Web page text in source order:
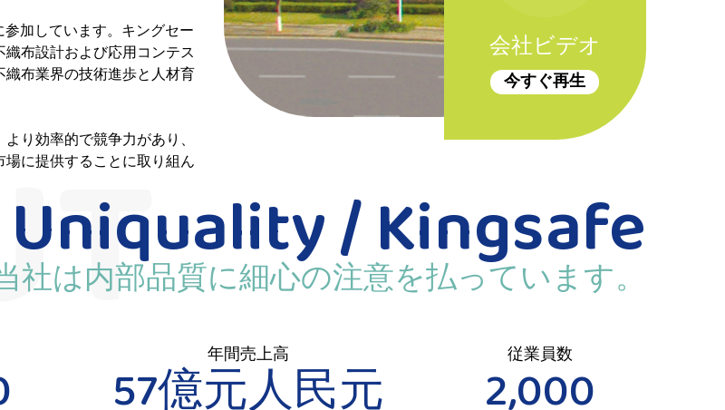
加しています。キングセー
布設計および応用コンテス
布業界の技術進歩と人材育
り効率的で競争力があり、
に提供することに取り組ん
会社ビデオ
今すぐ再生
Uniquality / Kingsafe
社は内部品質に細心の注意を払っています。
年間売上高
57億元人民元
従業員数
2,000